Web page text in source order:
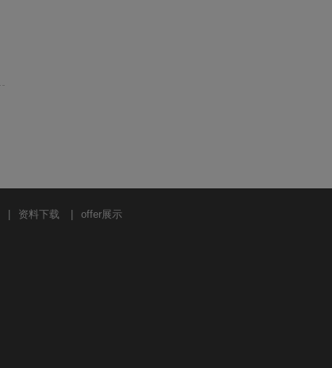
资料下载 offer展示